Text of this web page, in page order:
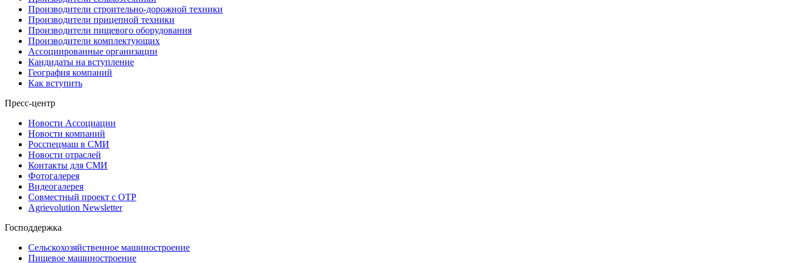
Производители строительно-дорожной техники
Производители прицепной техники
Производители пищевого оборудования
Производители комплектующих
Ассоциированные организации
Кандидаты на вступление
География компаний
Как вступить
Пресс-центр
Новости Ассоциации
Новости компаний
Росспецмаш в СМИ
Новости отраслей
Контакты для СМИ
Фотогалерея
Видеогалерея
Совместный проект с ОТР
Agrievolution Newsletter
Господдержка
Сельскохозяйственное машиностроение
Пищевое машиностроение